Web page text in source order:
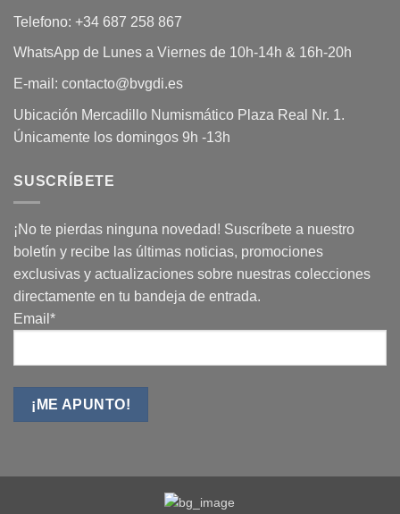
Telefono: +34 687 258 867
WhatsApp de Lunes a Viernes de 10h-14h & 16h-20h
E-mail: contacto@bvgdi.es
Ubicación Mercadillo Numismático Plaza Real Nr. 1.
Únicamente los domingos 9h -13h
SUSCRÍBETE
¡No te pierdas ninguna novedad! Suscríbete a nuestro
boletín y recibe las últimas noticias, promociones
exclusivas y actualizaciones sobre nuestras colecciones
directamente en tu bandeja de entrada.
Email*